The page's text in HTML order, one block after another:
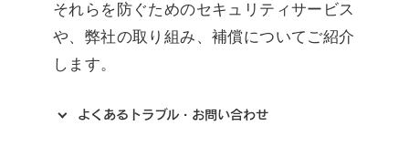
それらを防ぐためのセキュリティサービス
や、弊社の取り組み、補償についてご紹介
します。
よくあるトラブル・お問い合わせ